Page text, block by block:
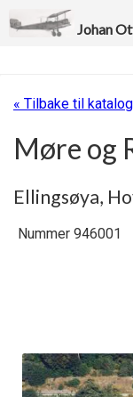
Johan
« Tilbake til
Møre og
Ellingsøya,
Nummer 946001